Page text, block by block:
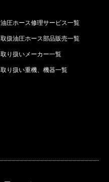
油圧ホース修理サービス一覧
取扱油圧ホース部品販売一覧
取り扱いメーカー一覧
取り扱い重機、機器一覧